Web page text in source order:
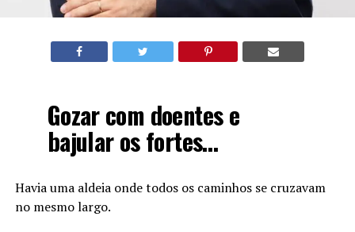
Gozar com doentes e
bajular os fortes…
Havia uma aldeia onde todos os caminhos se cruzavam
no mesmo largo.